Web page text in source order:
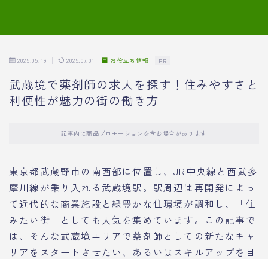
2025.05.19 2025.07.01 お役立ち情報 PR
武蔵境で薬剤師の求人を探す！住みやすさと
利便性が魅力の街の働き方
記事内に商品プロモーションを含む場合があります
東京都武蔵野市の南西部に位置し、JR中央線と西武多
摩川線が乗り入れる武蔵境駅。駅周辺は再開発によっ
て近代的な商業施設と緑豊かな住環境が調和し、「住
みたい街」としても人気を集めています。この記事で
は、そんな武蔵境エリアで薬剤師としての新たなキャ
リアをスタートさせたい、あるいはスキルアップを目